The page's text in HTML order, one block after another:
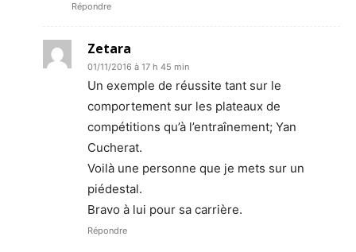
Répondre
Zetara
01/11/2016 à 17 h 45 min
Un exemple de réussite tant sur le
comportement sur les plateaux de
compétitions qu’à l’entraînement; Yan
Cucherat.
Voilà une personne que je mets sur un
piédestal.
Bravo à lui pour sa carrière.
Répondre